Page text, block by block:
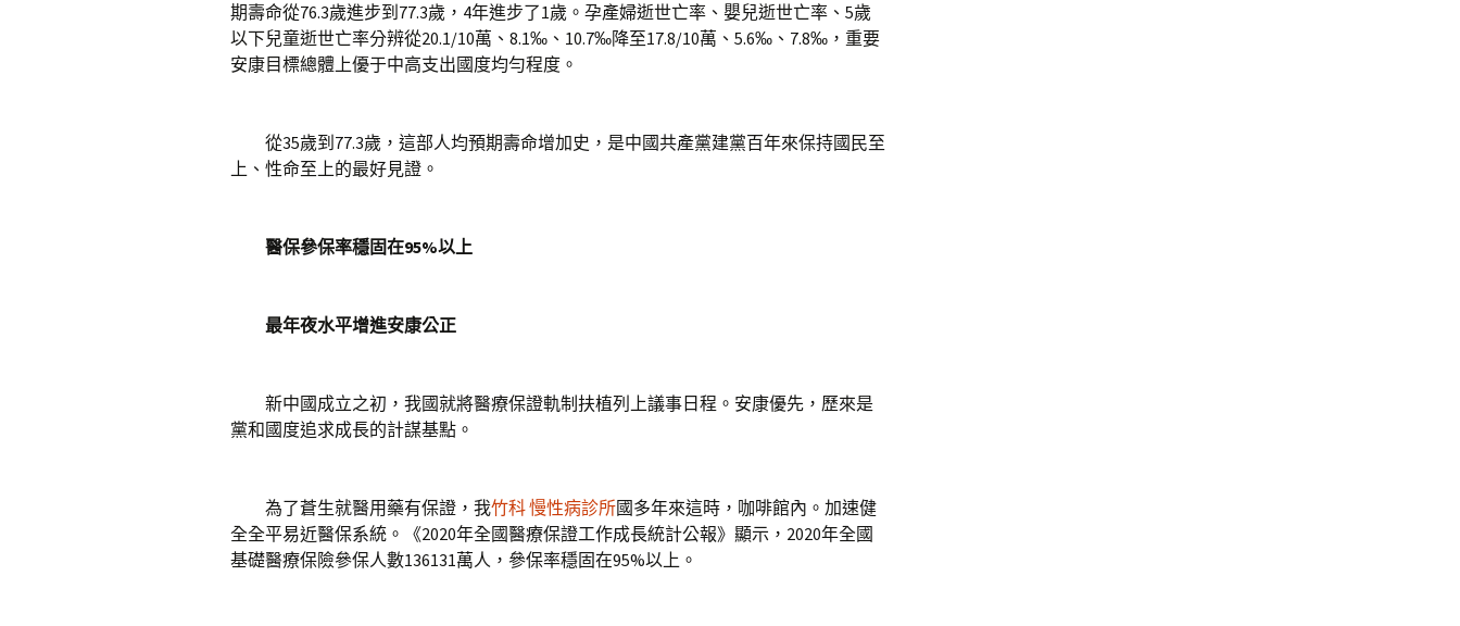
期壽命從76.3歲進步到77.3歲，4年進步了1歲。孕產婦逝世亡率、嬰兒逝世亡率、5歲
以下兒童逝世亡率分辨從20.1/10萬、8.1‰、10.7‰降至17.8/10萬、5.6‰、7.8‰，重要
安康目標總體上優于中高支出國度均勻程度。
從35歲到77.3歲，這部人均預期壽命增加史，是中國共產黨建黨百年來保持國民至
上、性命至上的最好見證。
醫保參保率穩固在95%以上
最年夜水平增進安康公正
新中國成立之初，我國就將醫療保證軌制扶植列上議事日程。安康優先，歷來是
黨和國度追求成長的計謀基點。
為了蒼生就醫用藥有保證，我竹科 慢性病診所國多年來這時，咖啡館內。加速健
全全平易近醫保系統。《2020年全國醫療保證工作成長統計公報》顯示，2020年全國
基礎醫療保險參保人數136131萬人，參保率穩固在95%以上。